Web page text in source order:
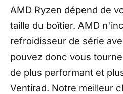
AMD Ryzen dépend de
taille du boîtier. AMD
refroidisseur de série
pouvez donc vous
de plus performant et
Ventirad. Notre meilleur